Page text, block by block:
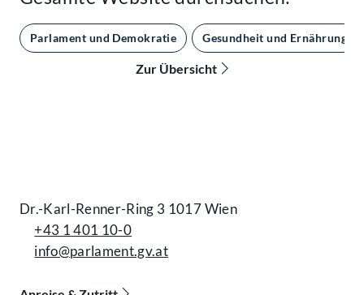
Parlament und Demokratie Gesundheit und Ernährung
Zur Übersicht
Dr.-Karl-Renner-Ring 3 1017 Wien
+43 1 401 10-0
info@parlament.gv.at